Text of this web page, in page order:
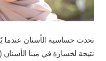
تحدث حساسية الأسنان
نتيجة لخسارة في مينا